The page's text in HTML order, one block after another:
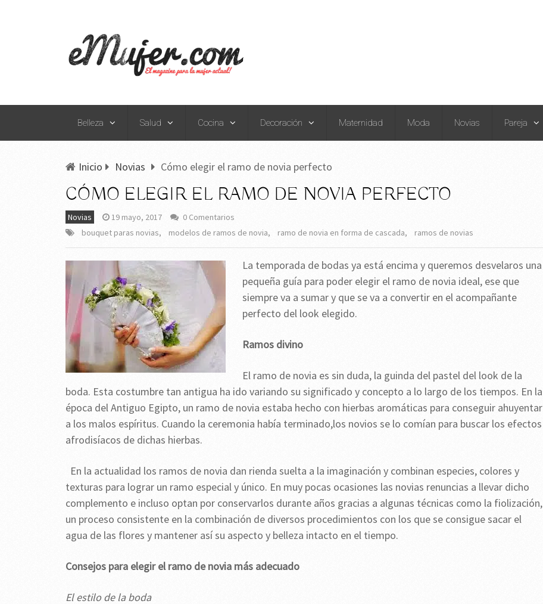
Belleza Salud Cocina Decoración Maternidad Moda Novias Pareja
Inicio Novias Cómo elegir el ramo de novia perfecto
CÓMO ELEGIR EL RAMO DE NOVIA PERFECTO
Novias 19 mayo, 2017
0 Comentarios
bouquet paras novias, modelos de ramos de novia, ramo de novia en forma de cascada, ramos de novias
La temporada de bodas ya está encima y queremos desvelaros una
pequeña guía para poder elegir el ramo de novia ideal, ese que
siempre va a sumar y que se va a convertir en el acompañante
perfecto del look elegido.
Ramos divino
El ramo de novia es sin duda, la guinda del pastel del look de la
boda. Esta costumbre tan antigua ha ido variando su significado y concepto a lo largo de los tiempos. En la
época del Antiguo Egipto, un ramo de novia estaba hecho con hierbas aromáticas para conseguir ahuyentar
a los malos espíritus. Cuando la ceremonia había terminado,los novios se lo comían para buscar los efectos
afrodisíacos de dichas hierbas.
En la actualidad los ramos de novia dan rienda suelta a la imaginación y combinan especies, colores y
texturas para lograr un ramo especial y único. En muy pocas ocasiones las novias renuncias a llevar dicho
complemento e incluso optan por conservarlos durante años gracias a algunas técnicas como la fiolización,
un proceso consistente en la combinación de diversos procedimientos con los que se consigue sacar el
agua de las flores y mantener así su aspecto y belleza intacto en el tiempo.
Consejos para elegir el ramo de novia más adecuado
El estilo de la boda